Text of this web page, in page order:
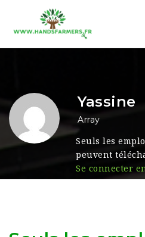
Seuls les
peuvent
Se connecter
Yassine
Array